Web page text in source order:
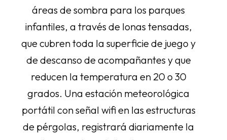
áreas de sombra para los parques
infantiles, a través de lonas tensadas,
que cubren toda la superficie de juego y
de descanso de acompañantes y que
reducen la temperatura en 20 o 30
grados. Una estación meteorológica
portátil con señal wifi en las estructuras
de pérgolas, registrará diariamente la